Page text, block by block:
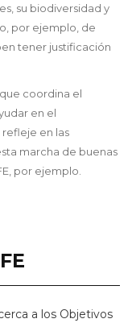
su biodiversidad y
por ejemplo, de
tener justificación
coordina el
en el
refleje en las
marcha de buenas
por ejemplo.
a los Objetivos